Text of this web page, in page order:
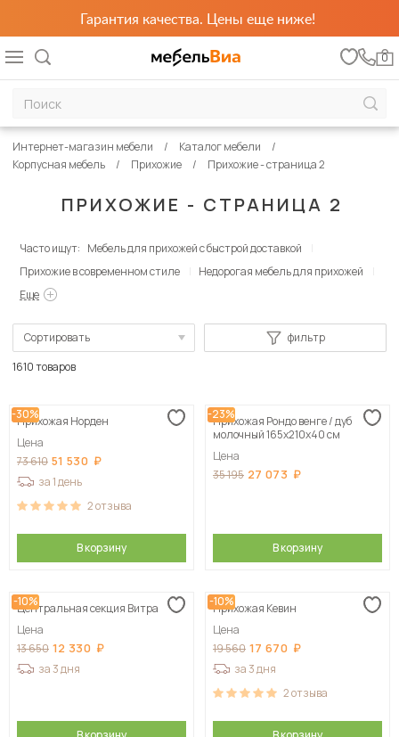
Гарантия качества. Цены еще ниже!
0
ПРИХОЖИЕ - СТРАНИЦА 2
Интернет-магазин мебели
Каталог мебели
Корпусная мебель
Прихожие Прихожие - страница 2
Часто ищут: Мебель для прихожей с быстрой доставкой
Прихожие в современном стиле
Недорогая мебель для прихожей
Еще
Сортировать
Сначала дорогие
фильтр
1610 товаров
-30%
Прихожая Норден
Цена
73 610 51 530
за 1 день
2отзыва
В корзину
-23%
Прихожая Рондо венге / дуб
молочный 165х210х40 см
Цена
35 195 27 073
В корзину
-10%
Центральная секция Витра
Цена
13 650 12 330
за 3 дня
-10%
Прихожая Кевин
Цена
19 560 17 670
за 3 дня
2отзыва